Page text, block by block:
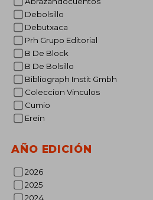
Debolsillo
Debutxaca
Prh Grupo Editorial
B De Block
B De Bolsillo
Bibliograph Instit Gmbh
Coleccion Vinculos
Cumio
Erein
AÑO EDICIÓN
2026
2025
2024